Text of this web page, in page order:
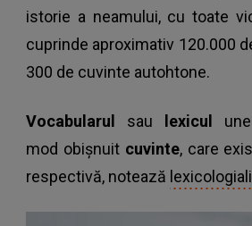
istorie a neamului, cu toate
cuprinde aproximativ 120.000
300 de cuvinte autohtone.
Vocabularul sau lexicul
mod obișnuit cuvinte, care
respectivă, notează